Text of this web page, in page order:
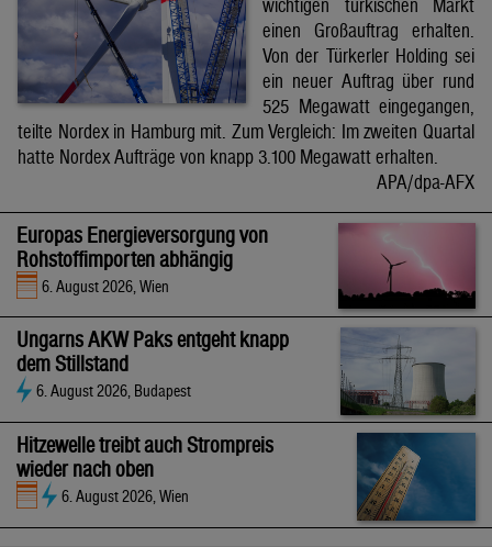
wichtigen türkischen Markt
einen Großauftrag erhalten.
Von der Türkerler Holding sei
ein neuer Auftrag über rund
525 Megawatt eingegangen,
teilte Nordex in Hamburg mit. Zum Vergleich: Im zweiten Quartal
hatte Nordex Aufträge von knapp 3.100 Megawatt erhalten.
APA/dpa-AFX
Europas Energieversorgung von
Rohstoffimporten abhängig
6. August 2026, Wien
Ungarns AKW Paks entgeht knapp
dem Stillstand
6. August 2026, Budapest
Hitzewelle treibt auch Strompreis
wieder nach oben
6. August 2026, Wien